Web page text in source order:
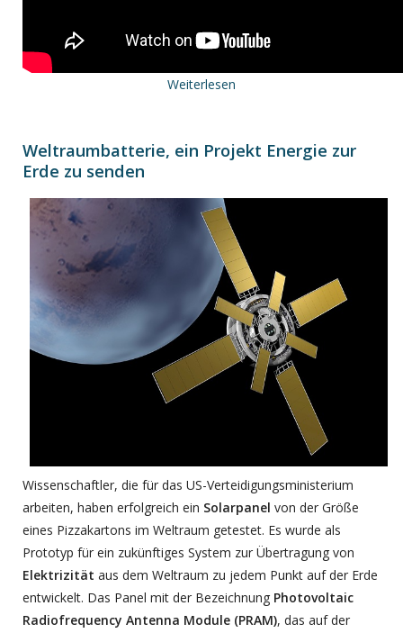
Weiterlesen
Weltraumbatterie, ein Projekt Energie zur
Erde zu senden
Wissenschaftler, die für das US-Verteidigungsministerium
arbeiten, haben erfolgreich ein Solarpanel von der Größe
eines Pizzakartons im Weltraum getestet. Es wurde als
Prototyp für ein zukünftiges System zur Übertragung von
Elektrizität aus dem Weltraum zu jedem Punkt auf der Erde
entwickelt. Das Panel mit der Bezeichnung Photovoltaic
Radiofrequency Antenna Module (PRAM), das auf der